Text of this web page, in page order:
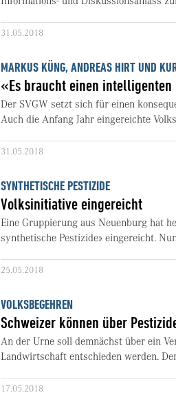
31.05.2018
MARKUS KÜNG, ANDREAS HIRT UND
«Es braucht einen
Der SVGW setzt sich für einen
Auch die Anfang Jahr eingereichte
31.05.2018
SYNTHETISCHE PESTIZIDE
Volksinitiative eingereicht
Eine Gruppierung aus Neuenburg hat
synthetische Pestizide» eingereicht.
25.05.2018
VOLKSBEGEHREN
Schweizer können über
An der Urne soll demnächst über ein
Landwirtschaft entschieden werden.
17.05.2018